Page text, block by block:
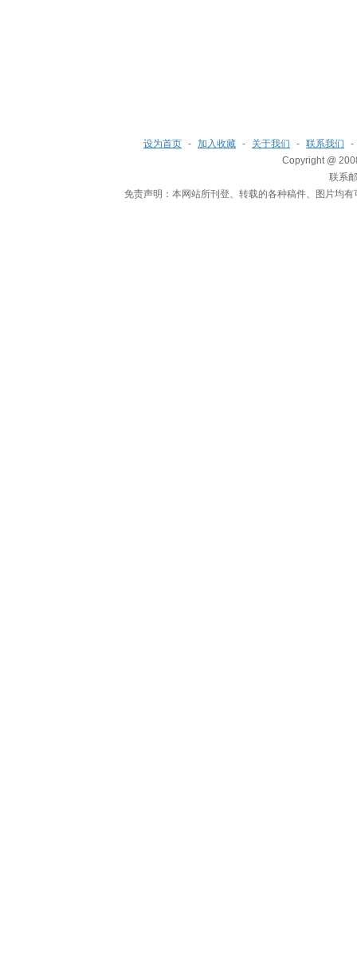
设为首页 - 加入收藏 - 关于我们 - 联系我们
-
Copyright @
联系
免责声明：本网站所刊登、转载的各种稿件、图片均